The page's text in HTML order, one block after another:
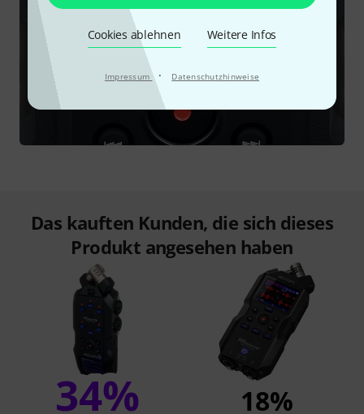
Cookies ablehnen Weitere Infos
Impressum · Datenschutzhinweise
Das kauften Kunden, die sich dieses
Produkt angesehen haben
34% 18%